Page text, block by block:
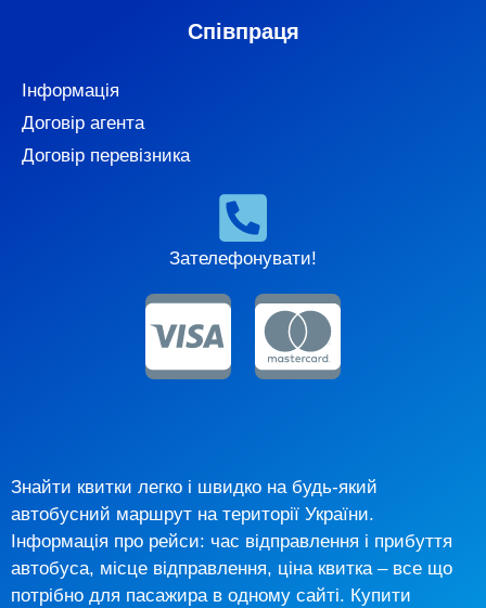
Співпраця
Інформація
Договір агента
Договір перевізника
Зателефонувати!
Знайти квитки легко і швидко на будь-який
автобусний маршрут на території України.
Інформація про рейси: час відправлення і прибуття
автобуса, місце відправлення, ціна квитка – все що
потрібно для пасажира в одному сайті. Купити